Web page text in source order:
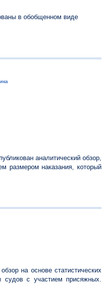
в обобщенном виде
аналитический обзор,
размером наказания, который
на основе статистических
судов с участием присяжных.